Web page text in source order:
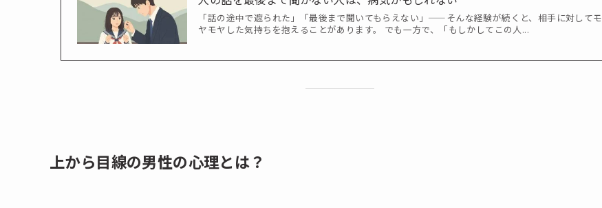
「話の途中で遮られた」「最後まで聞いてもらえない」——そんな経験が続くと、相手に対してモ
ヤモヤした気持ちを抱えることがあります。 でも一方で、「もしかしてこの人...
上から目線の男性の心理とは？